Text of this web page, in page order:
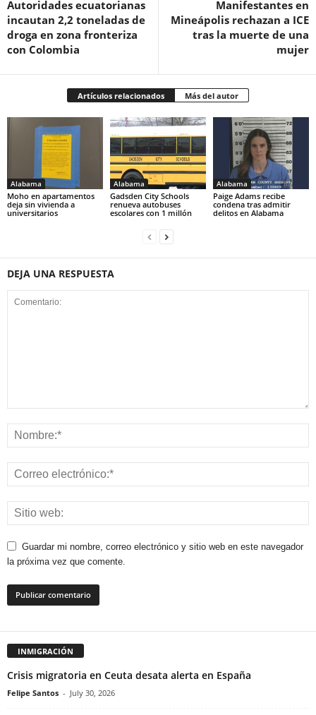
Autoridades ecuatorianas
incautan 2,2 toneladas de
droga en zona fronteriza
con Colombia
Manifestantes en
Mineápolis rechazan a ICE
tras la muerte de una
mujer
Artículos relacionados Más del autor
Alabama
Moho en apartamentos
deja sin vivienda a
universitarios
Alabama
Gadsden City Schools
renueva autobuses
escolares con 1 millón
Alabama
Paige Adams recibe
condena tras admitir
delitos en Alabama
DEJA UNA RESPUESTA
Guardar mi nombre, correo electrónico y sitio web en este navegador
la próxima vez que comente.
INMIGRACIÓN
Crisis migratoria en Ceuta desata alerta en España
Felipe Santos - July 30, 2026